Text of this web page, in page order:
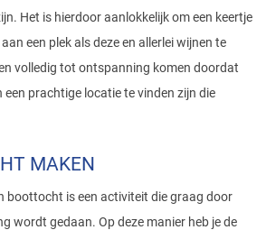
Het is hierdoor aanlokkelijk om een keertje
een plek als deze en allerlei wijnen te
volledig tot ontspanning komen doordat
een prachtige locatie te vinden zijn die
MAKEN
boottocht is een activiteit die graag door
wordt gedaan. Op deze manier heb je de